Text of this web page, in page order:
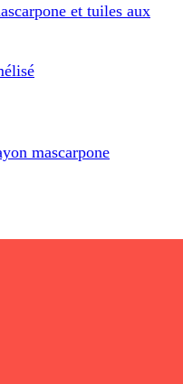
et tuiles aux
mascarpone